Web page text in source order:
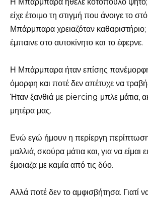
είχε έτοιμο τη στιγμή που άνοιγε το
Μπάρμπαρα χρειαζόταν
έμπαινε στο αυτοκίνητο και το έφερνε.
Η Μπάρμπαρα ήταν επίσης
όμορφη και ποτέ δεν απέτυχε να
Ήταν ξανθιά με piercing μπλε μάτια,
μητέρα μας.
Ενώ εγώ ήμουν η περίεργη
μαλλιά, σκούρα μάτια και, για να είμαι
έμοιαζα με καμία από τις δύο.
Αλλά ποτέ δεν το αμφισβήτησα. Γιατί